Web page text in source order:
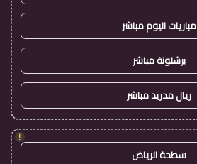
مباريات اليوم مباشر
برشلونة مباشر
ريال مدريد مباشر
!
سطحة الرياض